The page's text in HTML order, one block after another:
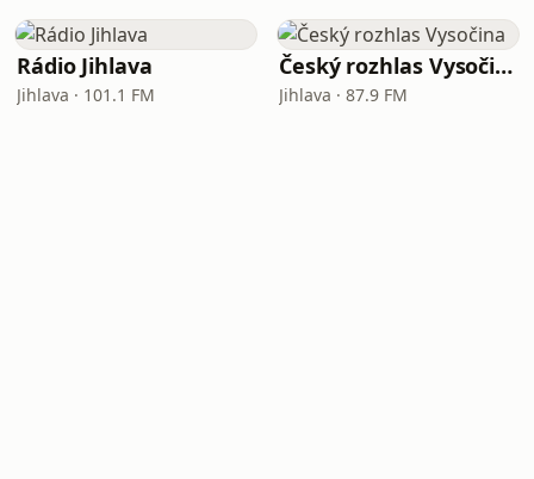
Rádio Jihlava
Jihlava · 101.1 FM
Český rozhlas Vysočina
Jihlava · 87.9 FM